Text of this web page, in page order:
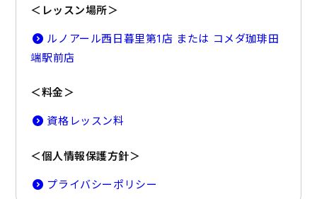
＜レッスン場所＞
ルノアール西日暮里第1店 または コメダ珈琲田
端駅前店
＜料金＞
資格レッスン料
＜個人情報保護方針＞
プライバシーポリシー